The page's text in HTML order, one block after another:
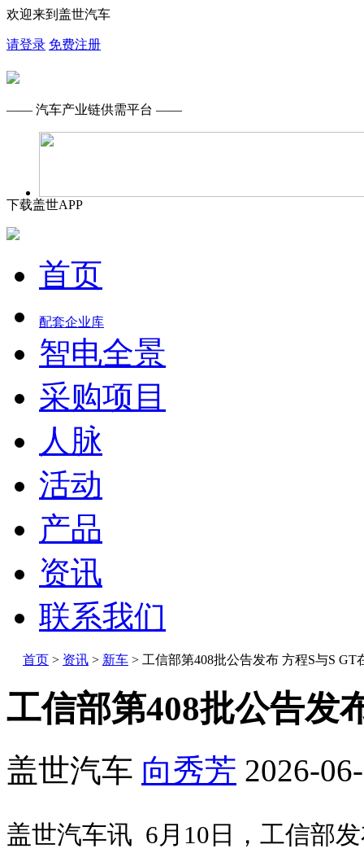
欢迎来到盖世汽车
请登录 免费注册
—— 汽车产业链供需平台 ——
下载盖世APP
首页
配套企业库
智电全景
采购项目
人脉
活动
产品
资讯
联系我们
首页 > 资讯 > 新车 > 工信部第408批公告发布 方程S与S GT
工信部第408批公告发
盖世汽车 向秀芳 2026-
盖世汽车讯 6月10日，工信部